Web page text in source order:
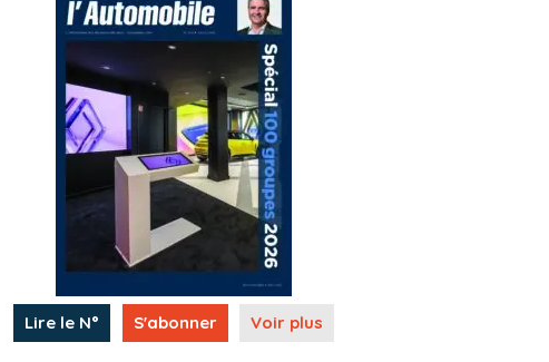
Lire le N° S'abonner Voir plus